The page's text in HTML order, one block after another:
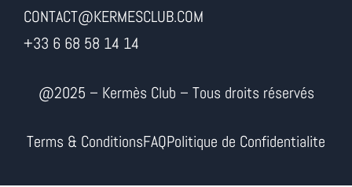
CONTACT@KERMESCLUB.COM
+33 6 68 58 14 14
@2025 – Kermès Club – Tous droits réservés
Terms & ConditionsFAQPolitique de Confidentialite